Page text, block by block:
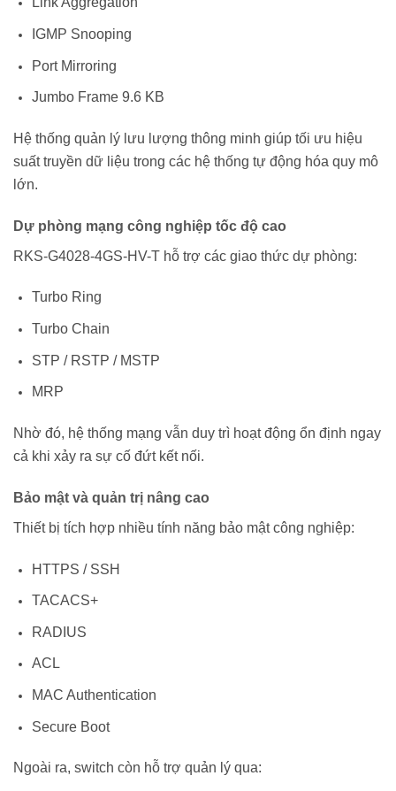
IGMP Snooping
Port Mirroring
Jumbo Frame 9.6 KB
Hệ thống quản lý lưu lượng thông minh giúp tối ưu hiệu
suất truyền dữ liệu trong các hệ thống tự động hóa quy mô
lớn.
Dự phòng mạng công nghiệp tốc độ cao
RKS-G4028-4GS-HV-T hỗ trợ các giao thức dự phòng:
Turbo Ring
Turbo Chain
STP / RSTP / MSTP
MRP
Nhờ đó, hệ thống mạng vẫn duy trì hoạt động ổn định ngay
cả khi xảy ra sự cố đứt kết nối.
Bảo mật và quản trị nâng cao
Thiết bị tích hợp nhiều tính năng bảo mật công nghiệp:
HTTPS / SSH
TACACS+
RADIUS
ACL
MAC Authentication
Secure Boot
Ngoài ra, switch còn hỗ trợ quản lý qua: